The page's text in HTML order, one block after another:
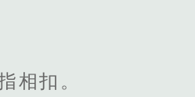
相扣。